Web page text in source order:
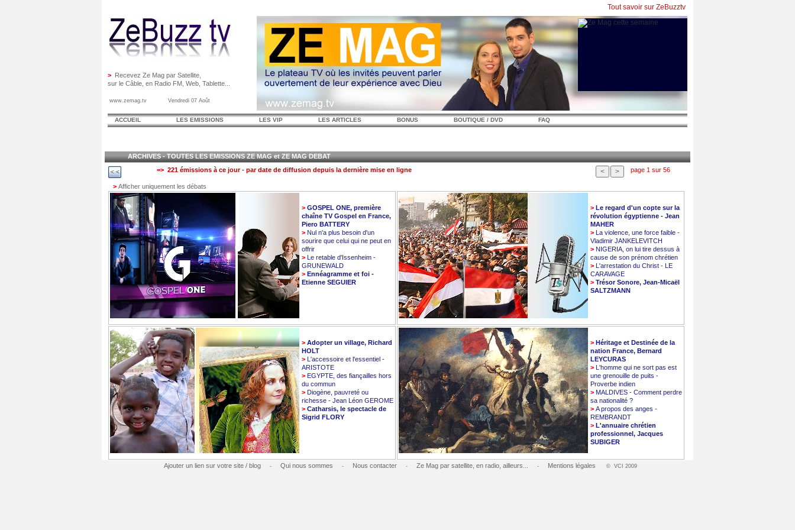
> Recevez Ze Mag par Satellite,
sur le Câble, en Radio FM, Web, Tablette...
www.zemag.tv Vendredi 07 Août
Tout savoir sur ZeBuzztv
ACCUEIL LES EMISSIONS LES VIP LES ARTICLES BONUS BOUTIQUE / DVD FAQ
ARCHIVES - TOUTES LES EMISSIONS ZE MAG et ZE MAG DEBAT
=> 221 émissions à ce jour - par date de diffusion depuis la dernière mise en ligne
page 1 sur 56
> Afficher uniquement les débats
> GOSPEL ONE, première
chaîne TV Gospel en France,
Piero BATTERY
> Nul n'a plus besoin d'un
sourire que celui qui ne peut en
offrir
> Le retable d'Issenheim -
GRUNEWALD
> Ennéagramme et foi -
Etienne SEGUIER
> Le regard d'un copte sur la
révolution égyptienne - Jean
MAHER
> La violence, une force faible -
Vladimir JANKELEVITCH
> NIGERIA, on lui tire dessus à
cause de son prénom chrétien
> L'arrestation du Christ - LE
CARAVAGE
> Trésor Sonore, Jean-Micaël
SALTZMANN
> Adopter un village, Richard
HOLT
> L'accessoire et l'essentiel -
ARISTOTE
> EGYPTE, des fiançailles hors
du commun
> Diogène, pauvreté ou
richesse - Jean Léon GEROME
> Catharsis, le spectacle de
Sigrid FLORY
> Héritage et Destinée de la
nation France, Bernard
LEYCURAS
> L'homme qui ne sort pas est
une grenouille de puits -
Proverbe indien
> MALDIVES - Comment perdre
sa nationalité ?
> A propos des anges -
REMBRANDT
> L'annuaire chrétien
professionnel, Jacques
SUBIGER
Ajouter un lien sur votre site / blog - Qui nous sommes - Nous contacter - Ze Mag par satellite, en radio, ailleurs... - Mentions légales © VCI 2009